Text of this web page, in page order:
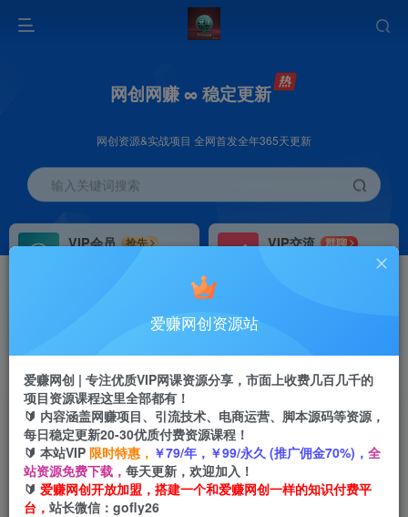
网创网赚 ∞ 稳定更新
网创资源&实战项目 全网首发全年365天更新
输入关键词搜索
VIP会员
抢先
VIP交流
群聊
研究探讨更多创业项目路子。
会员专属推广链接
首页 创业课程 会员专属 正文
（5008期）外面收费1280的JJ斗地主打金项目，
号称一天300+【永久脚本+操作教程】
爱赚网创
2年前发布
关注 私信
爱赚网创资源站
爱赚网创 | 专注优质VIP网课资源分享，市面上收费几百几千的
项目资源课程这里全部都有！
🔰 内容涵盖网赚项目、引流技术、电商运营、脚本源码等资源，
每日稳定更新20-30优质付费资源课程！
🔰 本站VIP 限时特惠， ￥79/年，￥99/永久 (推广佣金70%)， 全
站资源免费下载， 每天更新，欢迎加入！
🔰 爱赚网创开放加盟，搭建一个和爱赚网创一样的知识付费平
台， 站长微信：gofly26